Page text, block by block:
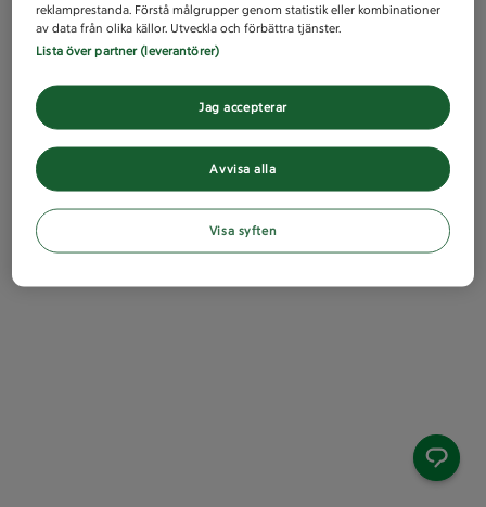
reklamprestanda. Förstå målgrupper genom statistik eller kombinationer
av data från olika källor. Utveckla och förbättra tjänster.
Lista över partner (leverantörer)
Avvisa alla
Jag accepterar
Visa syften